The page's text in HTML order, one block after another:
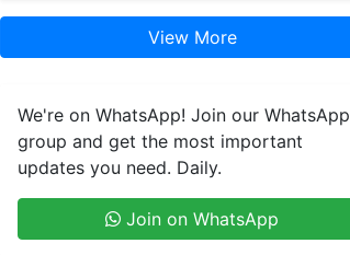
View More
We're on WhatsApp! Join our WhatsApp
group and get the most important
updates you need. Daily.
Join on WhatsApp